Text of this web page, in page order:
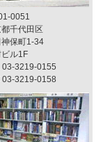
0051
千代田区
保町1-34
ル1F
03-3219-0155
03-3219-0158